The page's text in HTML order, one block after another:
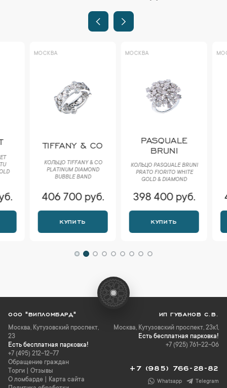
МОСКВА
TIFFANY & CO
КОЛЬЦО TIFFANY & CO
PLATINUM DIAMOND
BUBBLE BAND
406 700 руб.
КУПИТЬ
МОСКВА
PASQUALE
BRUNI
КОЛЬЦО PASQUALE BRUNI
РRАTО FIORITO WHITE
GOLD & DIAMOND
398 400 руб.
КУПИТЬ
МОСКВА
423
ООО "ВИПЛОМБАРД"
Москва, Кутузовский проспект,
23
Есть бесплатная парковка!
+7 (495) 212-12-77
Обращение граждан
Торги
Отзывы
О ломбарде
Карта сайта
ИП ГУБАНОВ С.В.
Москва, Кутузовский проспект, 23к1,
Есть бесплатная парковка!
+7 (925) 761-22-06
+7 (985) 766-28-82
Whatsapp Telegram